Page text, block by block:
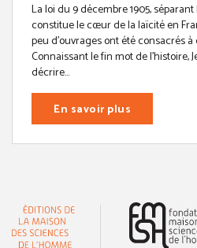
La loi du 9 décembre 1905, séparant
constitue le cœur de la laïcité en
peu d’ouvrages ont été consacrés
Connaissant le fin mot de l’histoire,
décrire...
En savoir plus